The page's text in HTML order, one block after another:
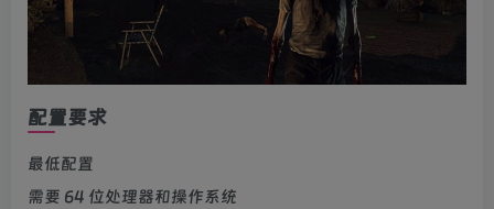
配置要求
最低配置
需要 64 位处理器和操作系统